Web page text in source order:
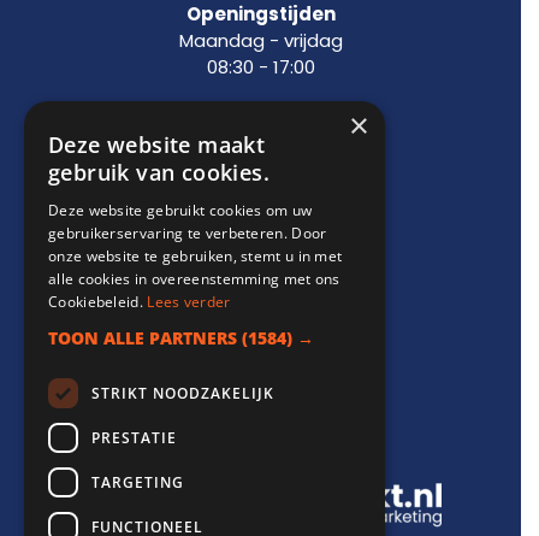
Openingstijden
Maandag - vrijdag
08:30 - 17:00
Support
info@websitebereikt.nl
085-8209770
Onderdeel van
×
Deze website maakt
gebruik van cookies.
Deze website gebruikt cookies om uw
gebruikerservaring te verbeteren. Door
onze website te gebruiken, stemt u in met
alle cookies in overeenstemming met ons
Cookiebeleid. Lees verder
TOON ALLE PARTNERS (1584) →
STRIKT NOODZAKELIJK
PRESTATIE
TARGETING
FUNCTIONEEL